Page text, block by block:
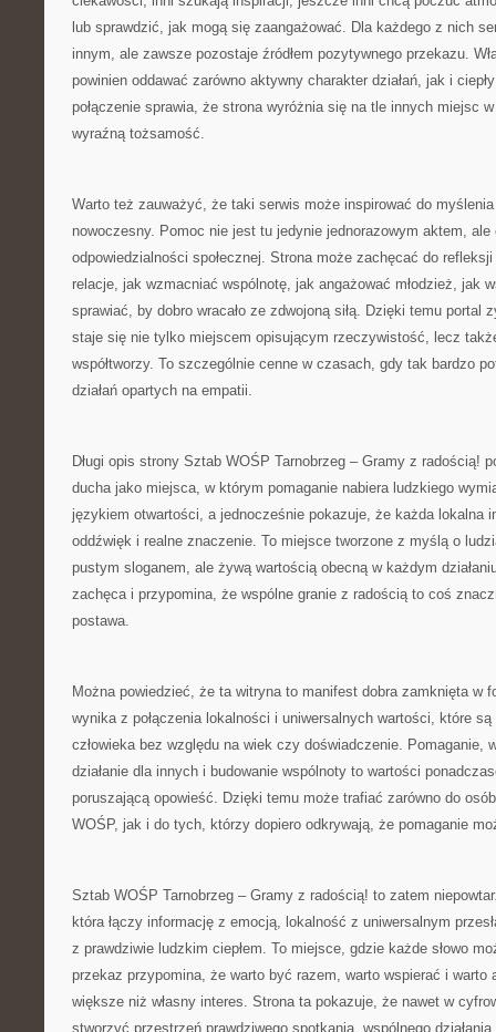
lub sprawdzić, jak mogą się zaangażować. Dla każdego z nich
innym, ale zawsze pozostaje źródłem pozytywnego przekazu.
powinien oddawać zarówno aktywny charakter działań, jak i
połączenie sprawia, że strona wyróżnia się na tle innych miejsc
wyraźną tożsamość.
Warto też zauważyć, że taki serwis może inspirować do
nowoczesny. Pomoc nie jest tu jedynie jednorazowym aktem,
odpowiedzialności społecznej. Strona może zachęcać do
relacje, jak wzmacniać wspólnotę, jak angażować młodzież, jak
sprawiać, by dobro wracało ze zdwojoną siłą. Dzięki temu portal
staje się nie tylko miejscem opisującym rzeczywistość, lecz
współtworzy. To szczególnie cenne w czasach, gdy tak bardzo
działań opartych na empatii.
Długi opis strony Sztab WOŚP Tarnobrzeg – Gramy z radością!
ducha jako miejsca, w którym pomaganie nabiera ludzkiego
językiem otwartości, a jednocześnie pokazuje, że każda lokalna
oddźwięk i realne znaczenie. To miejsce tworzone z myślą o
pustym sloganem, ale żywą wartością obecną w każdym
zachęca i przypomina, że wspólne granie z radością to coś
postawa.
Można powiedzieć, że ta witryna to manifest dobra zamknięta w
wynika z połączenia lokalności i uniwersalnych wartości, które są
człowieka bez względu na wiek czy doświadczenie. Pomaganie,
działanie dla innych i budowanie wspólnoty to wartości
poruszającą opowieść. Dzięki temu może trafiać zarówno do
WOŚP, jak i do tych, którzy dopiero odkrywają, że pomaganie
Sztab WOŚP Tarnobrzeg – Gramy z radością! to zatem
która łączy informację z emocją, lokalność z uniwersalnym
z prawdziwie ludzkim ciepłem. To miejsce, gdzie każde słowo
przekaz przypomina, że warto być razem, warto wspierać i warto
większe niż własny interes. Strona ta pokazuje, że nawet w
stworzyć przestrzeń prawdziwego spotkania, wspólnego